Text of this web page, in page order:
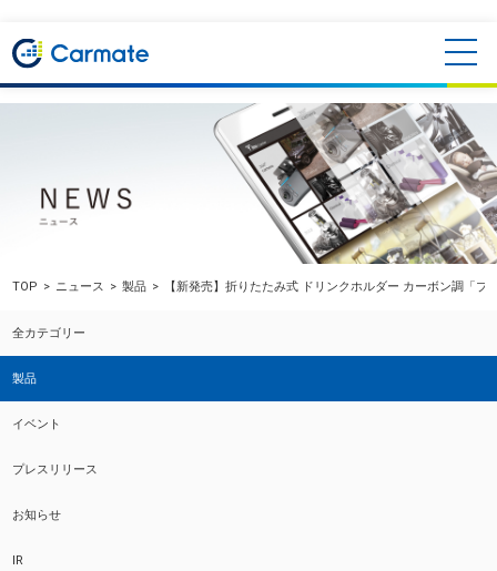
TOP ニュース 製品 【新発売】折りたたみ式 ドリンクホルダー カーボン調「
全カテゴリー
製品
イベント
プレスリリース
お知らせ
IR